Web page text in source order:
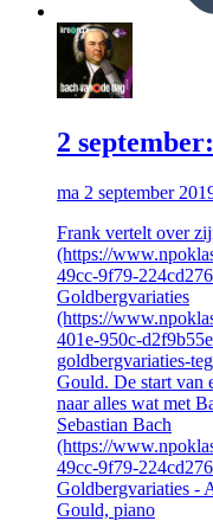
2
ma 2 september
Frank vertelt over
(https://
49cc-9f79-
Goldbergvariaties
(https://
401e-950c-
goldbergvariaties-
Gould. De start van
naar alles wat met
Sebastian Bach
(https://
49cc-9f79-
Goldbergvariaties -
Gould, piano